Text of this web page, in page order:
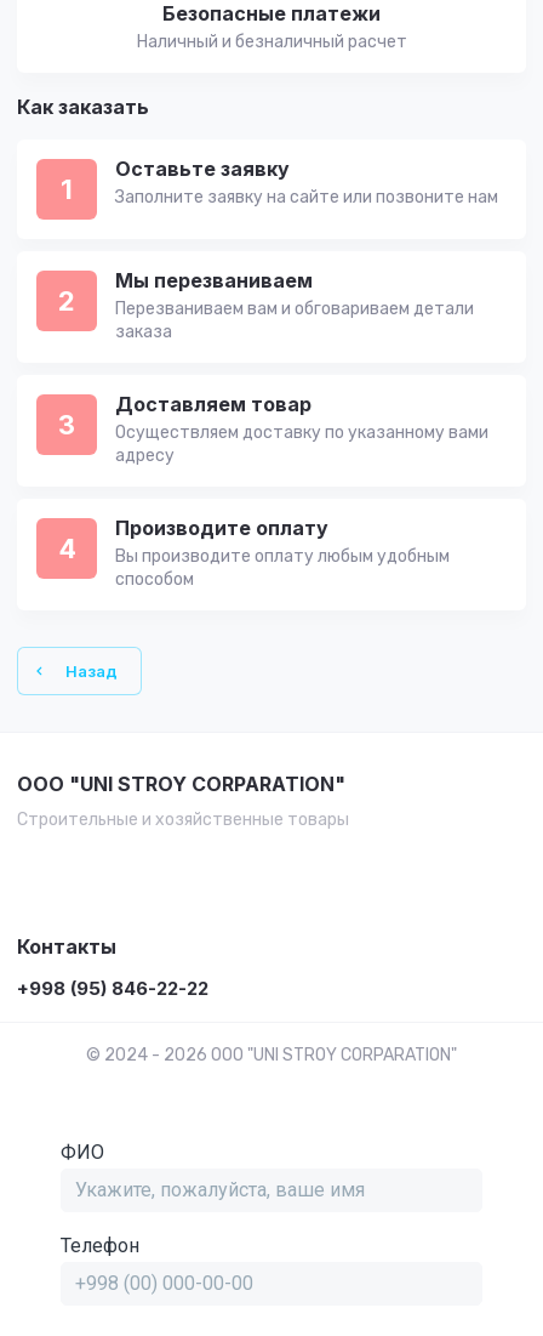
Безопасные платежи
Наличный и безналичный расчет
Как заказать
1
Оставьте заявку
Заполните заявку на сайте или позвоните нам
2
Мы перезваниваем
Перезваниваем вам и обговариваем детали
заказа
3
Доставляем товар
Осуществляем доставку по указанному вами
адресу
4
Производите оплату
Вы производите оплату любым удобным
способом
Назад
OOO "UNI STROY CORPARATION"
Строительные и хозяйственные товары
Контакты
+998 (95) 846-22-22
© 2024 - 2026 OOO "UNI STROY CORPARATION"